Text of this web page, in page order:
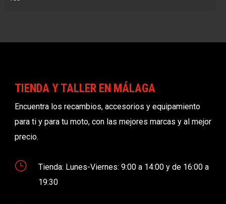
TIENDA Y TALLER EN MÁLAGA
Encuentra los recambios, accesorios y equipamiento
para ti y para tu moto, con las mejores marcas y al mejor
precio.
}
Tienda: Lunes-Viernes: 9:00 a 14:00 y de 16:00 a
19:30